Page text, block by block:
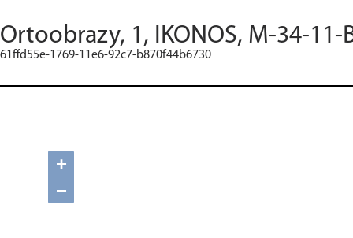
Ortoobrazy, 1, IKONOS, M-34-11-
61ffd55e-1769-11e6-92c7-b870f44b6730
+
−